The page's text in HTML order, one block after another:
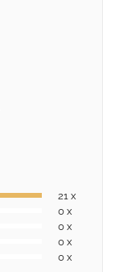
21 x
0 x
0 x
0 x
0 x